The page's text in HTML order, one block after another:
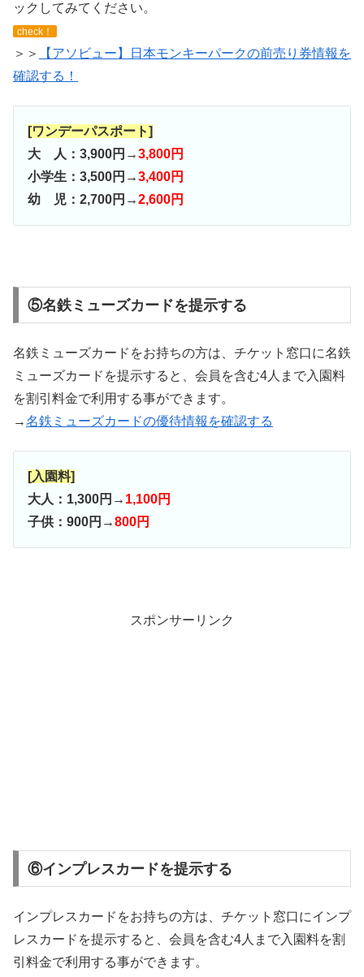
ックしてみてください。
check！
＞＞
【アソビュー】日本モンキーパークの前売り券情報を
確認する！
[ワンデーパスポート]
大 人：3,900円→3,800円
小学生：3,500円→3,400円
幼 児：2,700円→2,600円
⑤名鉄ミューズカードを提示する
名鉄ミューズカードをお持ちの方は、チケット窓口に名鉄
ミューズカードを提示すると、会員を含む4人まで入園料
を割引料金で利用する事ができます。
→名鉄ミューズカードの優待情報を確認する
[入園料]
大人：1,300円→ 1,100円
子供：900円→800円
スポンサーリンク
⑥インプレスカードを提示する
インプレスカードをお持ちの方は、チケット窓口にインプ
レスカードを提示すると、会員を含む4人まで入園料を割
引料金で利用する事ができます。